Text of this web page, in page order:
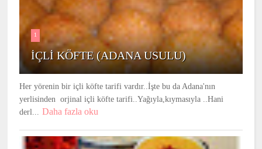
1
İÇLİ KÖFTE (ADANA USULU)
Her yörenin bir içli köfte tarifi vardır..İşte bu da Adana'nın
yerlisinden orjinal içli köfte tarifi..Yağıyla,kıymasıyla ..Hani
derl...
Daha fazla oku